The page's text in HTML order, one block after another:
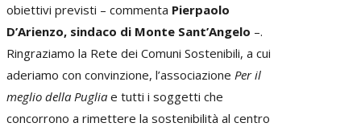
obiettivi previsti – commenta Pierpaolo
D’Arienzo, sindaco di Monte Sant’Angelo –.
Ringraziamo la Rete dei Comuni Sostenibili, a cui
aderiamo con convinzione, l’associazione Per il
meglio della Puglia e tutti i soggetti che
concorrono a rimettere la sostenibilità al centro